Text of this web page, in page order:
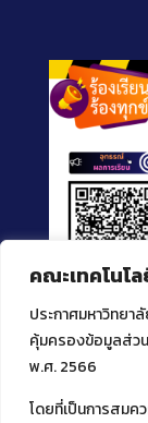
คณะเทคโนโ
ประกาศมหาวิทยา
คุ้มครองข้อมูลส่ว
พ.ศ. 2566
โดยที่เป็นการสมค